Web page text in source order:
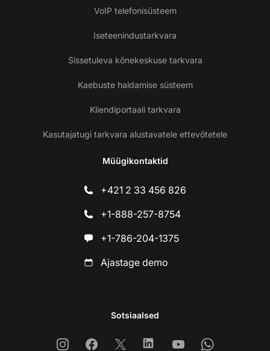
VoIP telefonisüsteem
Iseteenindustarkvara
Sissetuleva kõnekeskuse tarkvara
Kaebuste haldamise süsteem
Kliendiportaali tarkvara
Kasutajatugi tarkvara alustavatele ettevõtetele
Müügikontaktid
+421 2 33 456 826
+1-888-257-8754
+1-786-204-1375
Ajastage demo
Sotsiaalsed
InstagramFacebook
X LinkedinYoutubeWhatsapp